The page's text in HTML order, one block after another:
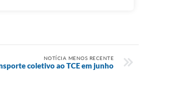
NOTÍCIA MENOS RECENTE
coletivo ao TCE em junho